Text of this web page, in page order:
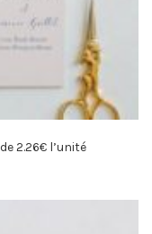
2.26€ l’unité